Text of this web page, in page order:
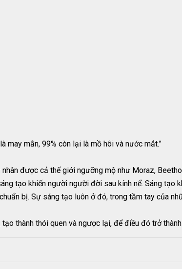
may mắn, 99% còn lại là mồ hôi và nước mắt.”
được cả thế giới ngưỡng mộ như Moraz,
tạo khiến người người đời sau kính nể. Sáng tạo
bị. Sự sáng tạo luôn ở đó, trong tầm tay của
thành thói quen và ngược lại, để điều đó trở